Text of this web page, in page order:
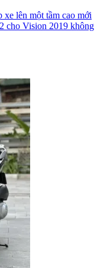
lên một tầm cao mới
cho Vision 2019 không